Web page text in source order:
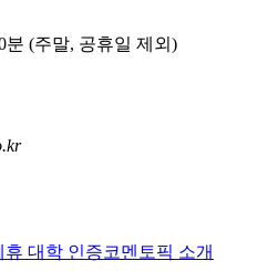
분 (주말, 공휴일 제외)
휴 대학 인증코멘토픽 소개